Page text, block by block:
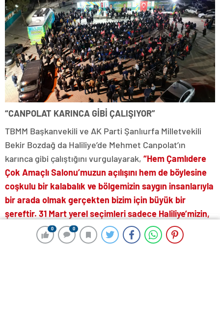
0 0
0 0
“CANPOLAT KARINCA GİBİ ÇALIŞIYOR”
TBMM Başkanvekili ve AK Parti Şanlıurfa Milletvekili
Bekir Bozdağ da Haliliye’de Mehmet Canpolat’ın
karınca gibi çalıştığını vurgulayarak, “Hem Çamlıdere
Çok Amaçlı Salonu’muzun açılışını hem de böylesine
coşkulu bir kalabalık ve bölgemizin saygın insanlarıyla
bir arada olmak gerçekten bizim için büyük bir
şereftir. 31 Mart yerel seçimleri sadece Haliliye’mizin,
Çamlıdere bölgemizin değil Türkiye’mizin ve
Şanlıurfa’mızın geleceğini tayin eden bir seçimdir.